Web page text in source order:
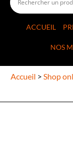
ACCUEIL
NOS
Accueil > Shop